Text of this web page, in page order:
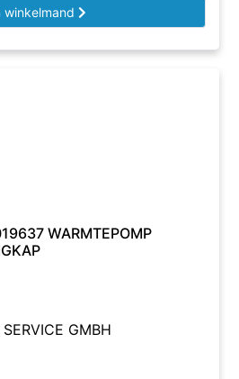
winkelmand
WARMTEPOMP
GMBH